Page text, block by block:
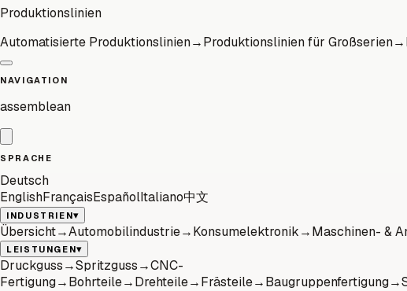
Produktionslinien
Automatisierte Produktionslinien→Produktionslinien für Großserien→
NAVIGATION
assemblean
SPRACHE
Deutsch
EnglishFrançaisEspañolItaliano中文
INDUSTRIEN▾
Übersicht→Automobilindustrie→Konsumelektronik→Maschinen- &
LEISTUNGEN▾
Druckguss→Spritzguss→CNC-
Fertigung→Bohrteile→Drehteile→Frästeile→Baugruppenfertigung→